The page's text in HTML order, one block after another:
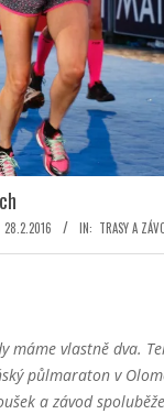
28.2.2016 IN: TRASY A
máme vlastně dva.
půlmaraton v
a závod